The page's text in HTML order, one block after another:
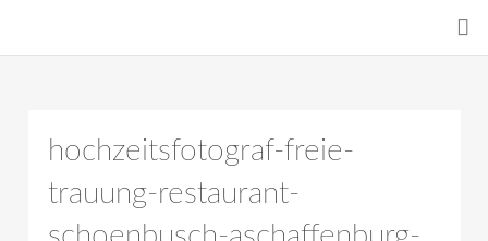
hochzeitsfotograf-freie-
trauung-restaurant-